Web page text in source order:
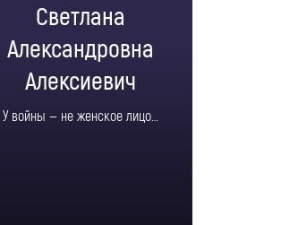
Светлана
Александровна
Алексиевич
У войны — не женское лицо…